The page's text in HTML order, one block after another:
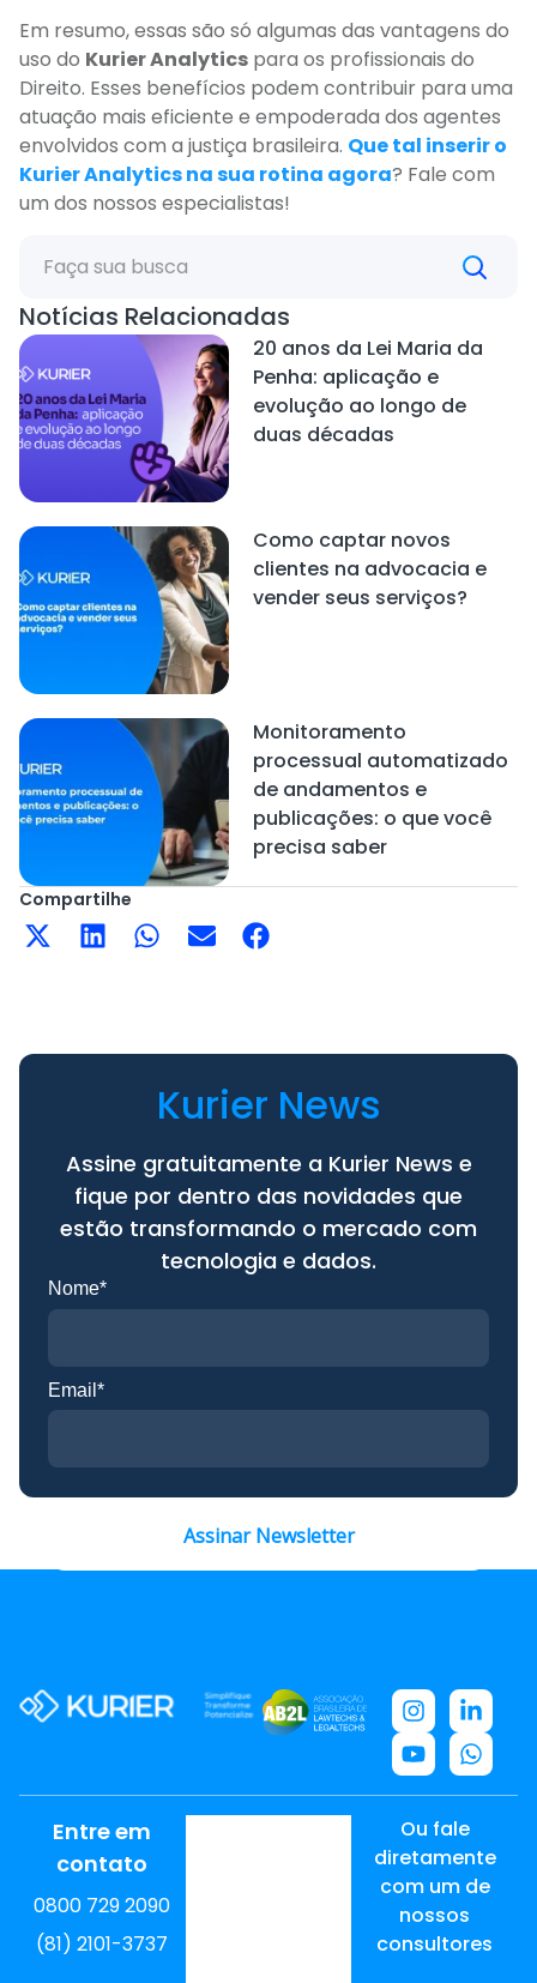
Em resumo, essas são só algumas das vantagens do
uso do Kurier Analytics para os profissionais do
Direito. Esses benefícios podem contribuir para uma
atuação mais eficiente e empoderada dos agentes
envolvidos com a justiça brasileira. Que tal inserir o
Kurier Analytics na sua rotina agora? Fale com
um dos nossos especialistas!
Notícias Relacionadas
20 anos da Lei Maria da
Penha: aplicação e
evolução ao longo de
duas décadas
Como captar novos
clientes na advocacia e
vender seus serviços?
Monitoramento
processual automatizado
de andamentos e
publicações: o que você
precisa saber
Compartilhe
Kurier News
Assine gratuitamente a Kurier News e
fique por dentro das novidades que
estão transformando o mercado com
tecnologia e dados.
Nome*
Email*
Assinar Newsletter
Entre em
contato
0800 729 2090
(81) 2101-3737
Ou fale
diretamente
com um de
nossos
consultores